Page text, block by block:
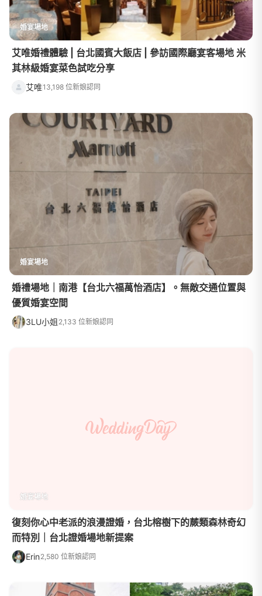
婚宴場地
艾唯婚禮體驗 | 台北國賓大飯店 | 參訪國際廳宴客場地 米
其林級婚宴菜色試吃分享
艾唯13,198 位新娘認同
婚宴場地
婚禮場地｜南港【台北六福萬怡酒店】。無敵交通位置與
優質婚宴空間
3LU小姐 2,133 位新娘認同
婚宴場地
復刻你心中老派的浪漫證婚，台北榕樹下的蕨類森林奇幻
而特別｜台北證婚場地新提案
Erin 2,580 位新娘認同